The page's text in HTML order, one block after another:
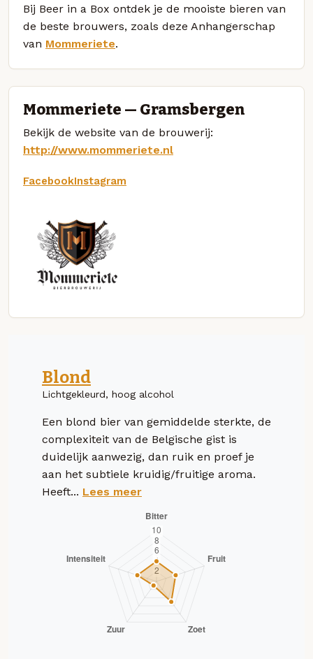
Bij Beer in a Box ontdek je de mooiste bieren van
de beste brouwers, zoals deze Anhangerschap
van Mommeriete.
Mommeriete — Gramsbergen
Bekijk de website van de brouwerij:
http://www.mommeriete.nl
FacebookInstagram
Blond
Lichtgekleurd, hoog alcohol
Een blond bier van gemiddelde sterkte, de
complexiteit van de Belgische gist is
duidelijk aanwezig, dan ruik en proef je
aan het subtiele kruidig/fruitige aroma.
Heeft... Lees meer